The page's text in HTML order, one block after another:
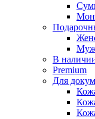
В
Premium
Для